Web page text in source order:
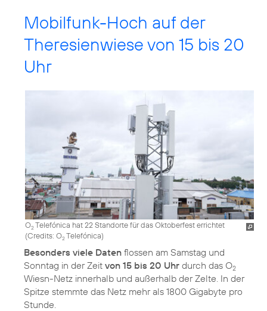
Mobilfunk-Hoch auf der
Theresienwiese von 15 bis 20
Uhr
O2Telefónica hat 22 Standorte für das Oktoberfest errichtet
(Credits: O2Telefónica)
Besonders viele Daten flossen am Samstag und
Sonntag in der Zeit von 15 bis 20 Uhr durch das O2
Wiesn-Netz innerhalb und außerhalb der Zelte. In der
Spitze stemmte das Netz mehr als 1800 Gigabyte pro
Stunde.